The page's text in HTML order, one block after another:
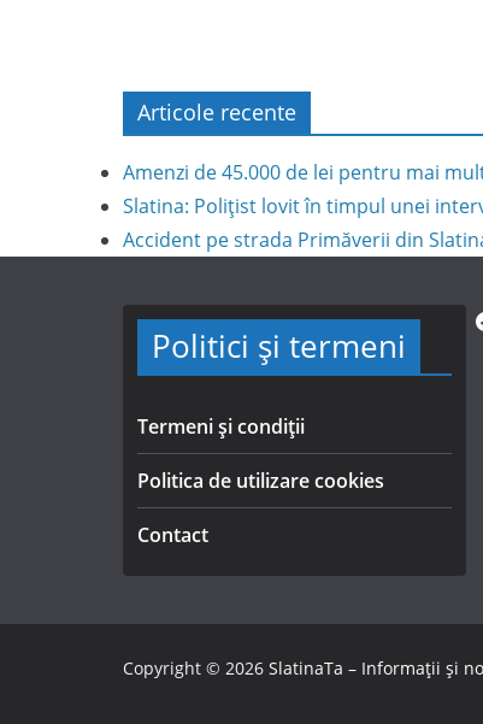
Articole recente
Amenzi de 45.000 de lei pentru mai
Slatina: Polițist lovit în timpul unei
Accident pe strada Primăverii din
Politici și termeni
Termeni și condiții
Politica de utilizare cookies
Contact
Copyright © 2026 SlatinaTa – Informații și